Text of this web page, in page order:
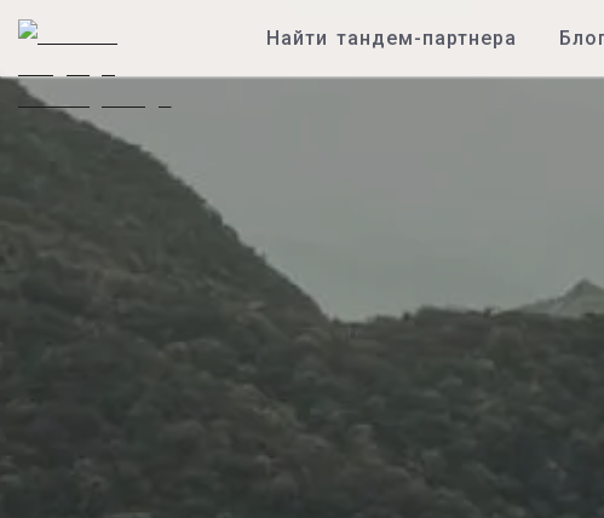
Найти тандем-партнера